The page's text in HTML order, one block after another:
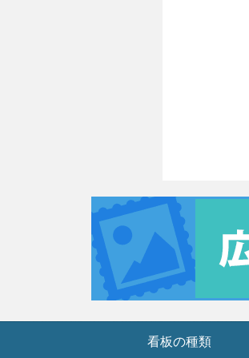
看板の種類